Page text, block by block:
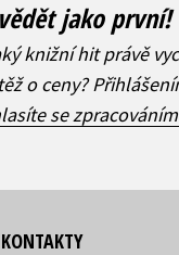
jako první!
knižní hit právě
o ceny?
se
KONTAKTY